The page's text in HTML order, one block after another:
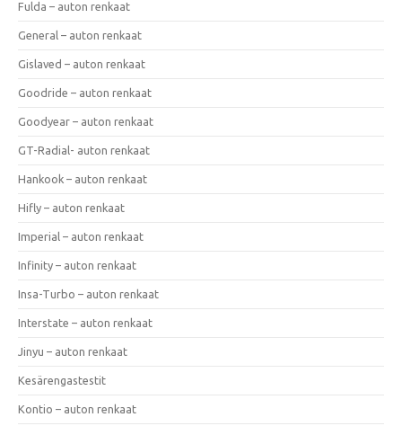
Fulda – auton renkaat
General – auton renkaat
Gislaved – auton renkaat
Goodride – auton renkaat
Goodyear – auton renkaat
GT-Radial- auton renkaat
Hankook – auton renkaat
Hifly – auton renkaat
Imperial – auton renkaat
Infinity – auton renkaat
Insa-Turbo – auton renkaat
Interstate – auton renkaat
Jinyu – auton renkaat
Kesärengastestit
Kontio – auton renkaat